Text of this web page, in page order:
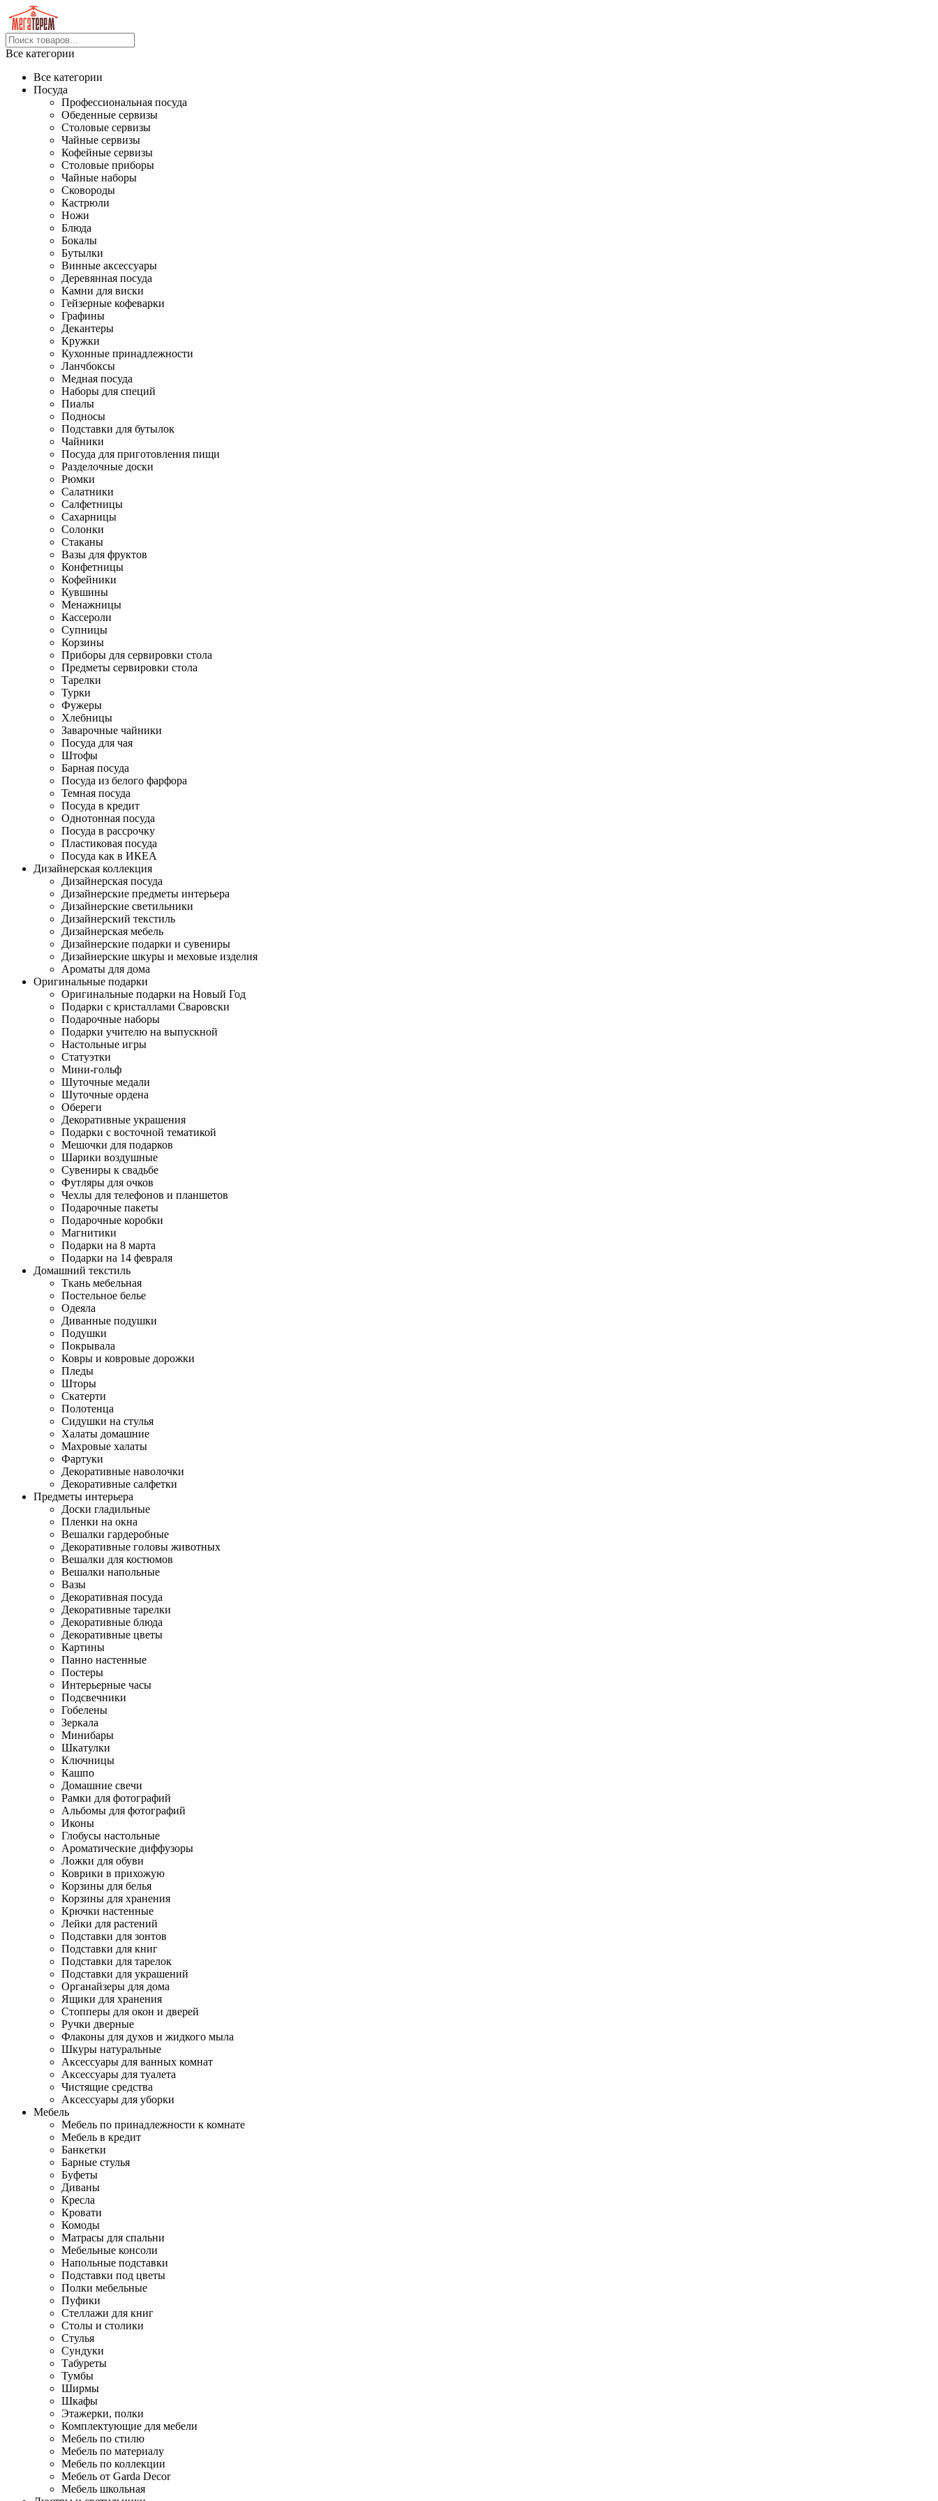
Все категории
Все категории
Посуда
Профессиональная посуда
Обеденные сервизы
Столовые сервизы
Чайные сервизы
Кофейные сервизы
Столовые приборы
Чайные наборы
Сковороды
Кастрюли
Ножи
Блюда
Бокалы
Бутылки
Винные аксессуары
Деревянная посуда
Камни для виски
Гейзерные кофеварки
Графины
Декантеры
Кружки
Кухонные принадлежности
Ланчбоксы
Медная посуда
Наборы для специй
Пиалы
Подносы
Подставки для бутылок
Чайники
Посуда для приготовления пищи
Разделочные доски
Рюмки
Салатники
Салфетницы
Сахарницы
Солонки
Стаканы
Вазы для фруктов
Конфетницы
Кофейники
Кувшины
Менажницы
Кассероли
Супницы
Корзины
Приборы для сервировки стола
Предметы сервировки стола
Тарелки
Турки
Фужеры
Хлебницы
Заварочные чайники
Посуда для чая
Штофы
Барная посуда
Посуда из белого фарфора
Темная посуда
Посуда в кредит
Однотонная посуда
Посуда в рассрочку
Пластиковая посуда
Посуда как в ИКЕА
Дизайнерская коллекция
Дизайнерская посуда
Дизайнерские предметы интерьера
Дизайнерские светильники
Дизайнерский текстиль
Дизайнерская мебель
Дизайнерские подарки и сувениры
Дизайнерские шкуры и меховые изделия
Ароматы для дома
Оригинальные подарки
Оригинальные подарки на Новый Год
Подарки с кристаллами Сваровски
Подарочные наборы
Подарки учителю на выпускной
Настольные игры
Статуэтки
Мини-гольф
Шуточные медали
Шуточные ордена
Обереги
Декоративные украшения
Подарки с восточной тематикой
Мешочки для подарков
Шарики воздушные
Сувениры к свадьбе
Футляры для очков
Чехлы для телефонов и планшетов
Подарочные пакеты
Подарочные коробки
Магнитики
Подарки на 8 марта
Подарки на 14 февраля
Домашний текстиль
Ткань мебельная
Постельное белье
Одеяла
Диванные подушки
Подушки
Покрывала
Ковры и ковровые дорожки
Пледы
Шторы
Скатерти
Полотенца
Сидушки на стулья
Халаты домашние
Махровые халаты
Фартуки
Декоративные наволочки
Декоративные салфетки
Предметы интерьера
Доски гладильные
Пленки на окна
Вешалки гардеробные
Декоративные головы животных
Вешалки для костюмов
Вешалки напольные
Вазы
Декоративная посуда
Декоративные тарелки
Декоративные блюда
Декоративные цветы
Картины
Панно настенные
Постеры
Интерьерные часы
Подсвечники
Гобелены
Зеркала
Минибары
Шкатулки
Ключницы
Кашпо
Домашние свечи
Рамки для фотографий
Альбомы для фотографий
Иконы
Глобусы настольные
Ароматические диффузоры
Ложки для обуви
Коврики в прихожую
Корзины для белья
Корзины для хранения
Крючки настенные
Лейки для растений
Подставки для зонтов
Подставки для книг
Подставки для тарелок
Подставки для украшений
Органайзеры для дома
Ящики для хранения
Стопперы для окон и дверей
Ручки дверные
Флаконы для духов и жидкого мыла
Шкуры натуральные
Аксессуары для ванных комнат
Аксессуары для туалета
Чистящие средства
Аксессуары для уборки
Мебель
Мебель по принадлежности к комнате
Мебель в кредит
Банкетки
Барные стулья
Буфеты
Диваны
Кресла
Кровати
Комоды
Матрасы для спальни
Мебельные консоли
Напольные подставки
Подставки под цветы
Полки мебельные
Пуфики
Стеллажи для книг
Столы и столики
Стулья
Сундуки
Табуреты
Тумбы
Ширмы
Шкафы
Этажерки, полки
Комплектующие для мебели
Мебель по стилю
Мебель по материалу
Мебель по коллекции
Мебель от Garda Decor
Мебель школьная